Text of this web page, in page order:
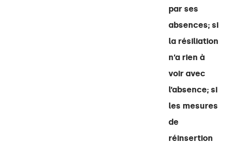
par ses
absences; si
la résiliation
n’a rien à
voir avec
l’absence; si
les mesures
de
réinsertion